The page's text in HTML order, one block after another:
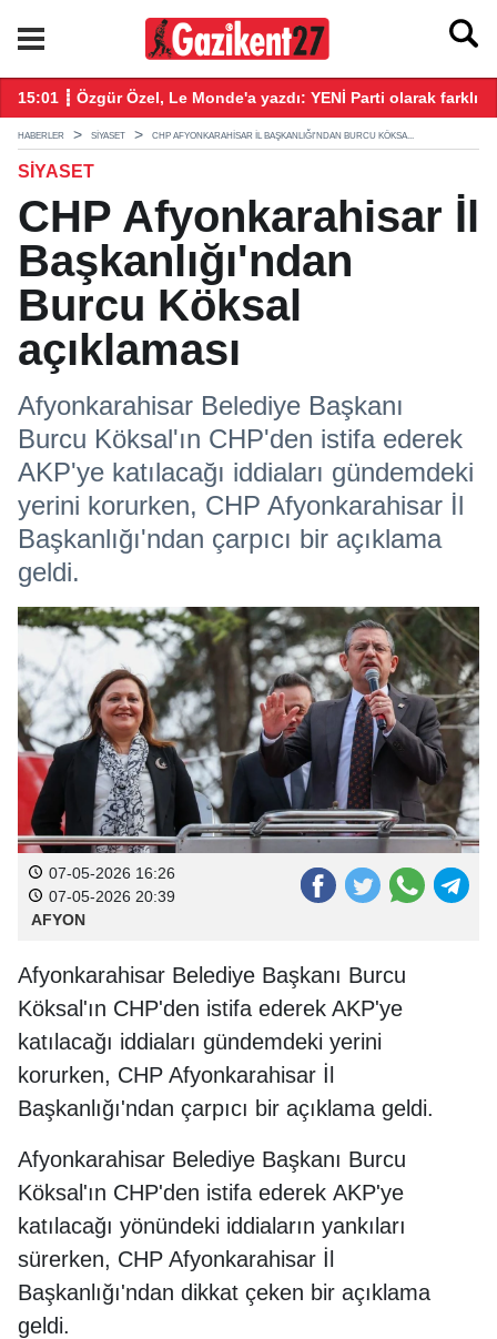
Savunma Anlaşması' imzalandı
15:01 ┋ Özgür Özel, Le Monde'a yazdı: YENİ Parti olarak farklı
HABERLER SIYASET CHP AFYONKARAHISAR İL BAŞKANLIĞI'NDAN BURCU KÖKSA...
SIYASET
CHP Afyonkarahisar İl
Başkanlığı'ndan
Burcu Köksal
açıklaması
Afyonkarahisar Belediye Başkanı
Burcu Köksal'ın CHP'den istifa ederek
AKP'ye katılacağı iddiaları gündemdeki
yerini korurken, CHP Afyonkarahisar İl
Başkanlığı'ndan çarpıcı bir açıklama
geldi.
07-05-2026 16:26
07-05-2026 20:39
AFYON
Afyonkarahisar Belediye Başkanı Burcu
Köksal'ın CHP'den istifa ederek AKP'ye
katılacağı iddiaları gündemdeki yerini
korurken, CHP Afyonkarahisar İl
Başkanlığı'ndan çarpıcı bir açıklama geldi.
Afyonkarahisar Belediye Başkanı Burcu
Köksal'ın CHP'den istifa ederek AKP'ye
katılacağı yönündeki iddiaların yankıları
sürerken, CHP Afyonkarahisar İl
Başkanlığı'ndan dikkat çeken bir açıklama
geldi.